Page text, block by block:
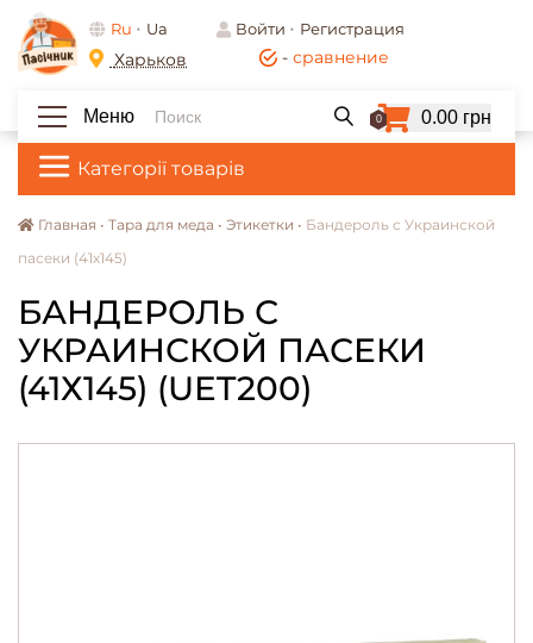
-сравнение
Ru Ua Войти Регистрация
Харьков
Категорії товарів
Меню 0 0.00 грн
Главная • Тара для меда • Этикетки • Бандероль с Украинской
пасеки (41х145)
БАНДЕРОЛЬ С
УКРАИНСКОЙ ПАСЕКИ
(41Х145) (UET200)